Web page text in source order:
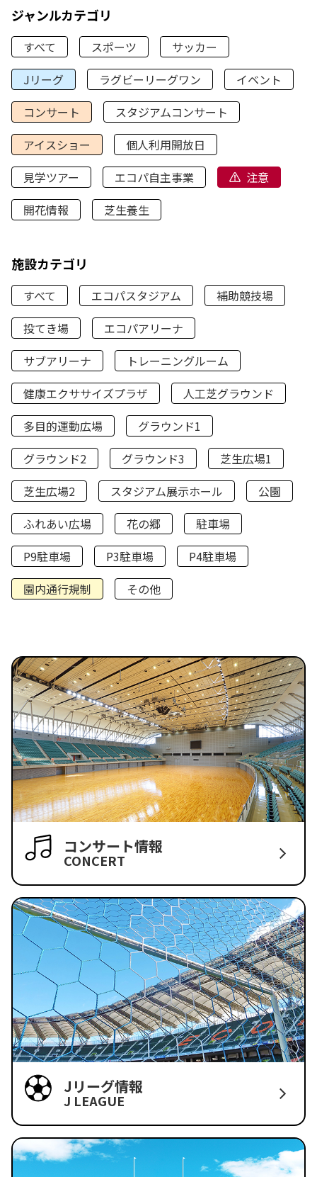
ジャンルカテゴリ
すべて スポーツ
サッカー
Jリーグ
ラグビーリーグワン
イベント
コンサート
スタジアムコンサート
アイスショー
個人利用開放日
見学ツアー
エコパ自主事業
注意
開花情報
芝生養生
施設カテゴリ
すべて エコパスタジアム
補助競技場
投てき場
エコパアリーナ
サブアリーナ
トレーニングルーム
健康エクササイズプラザ
人工芝グラウンド
多目的運動広場
グラウンド1
グラウンド2
グラウンド3
芝生広場1
芝生広場2
スタジアム展示ホール
公園
ふれあい広場
花の郷
駐車場
P9駐車場
P3駐車場
P4駐車場
園内通行規制
その他
コンサート情報
CONCERT
Jリーグ情報
J LEAGUE